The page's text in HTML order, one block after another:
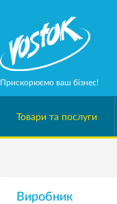
Прискорюємо ваш бізнес!
Товари та послуги
Виробник